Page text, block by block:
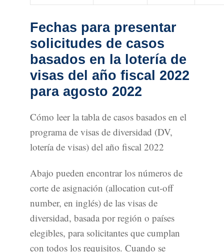
Fechas para presentar
solicitudes de casos
basados en la lotería de
visas del año fiscal 2022
para agosto 2022
Cómo leer la tabla de casos basados en el
programa de visas de diversidad (DV,
lotería de visas) del año fiscal 2022
Abajo pueden encontrar los números de
corte de asignación (allocation cut-off
number, en inglés) de las visas de
diversidad, basada por región o países
elegibles, para solicitantes que cumplan
con todos los requisitos. Cuando se